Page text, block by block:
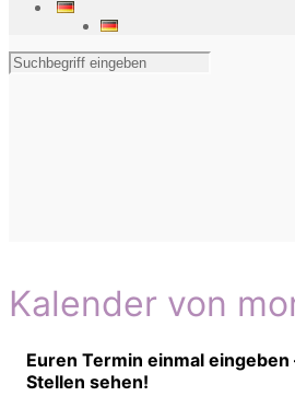
Kalender von
Euren Termin einmal eingeben
Stellen sehen!